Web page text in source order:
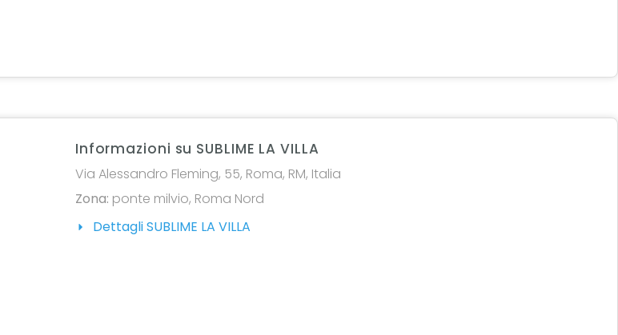
Informazioni su SUBLIME LA VILLA
Via Alessandro Fleming, 55, Roma, RM, Italia
Zona: ponte milvio, Roma Nord
Dettagli SUBLIME LA VILLA